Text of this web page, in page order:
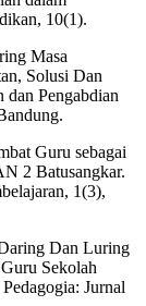
10(1).
Masa
Solusi Dan
Pengabdian
Guru sebagai
2 Batusangkar.
1(3),
Dan Luring
Sekolah
Jurnal